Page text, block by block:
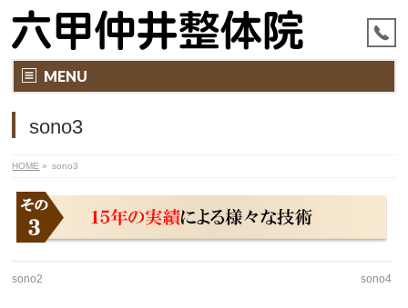
MENU
sono3
HOME » sono3
sono2 sono4